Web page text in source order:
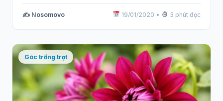
✍️ Nosomovo 19/01/2020 • 3 phút đọc
Góc trồng trọt